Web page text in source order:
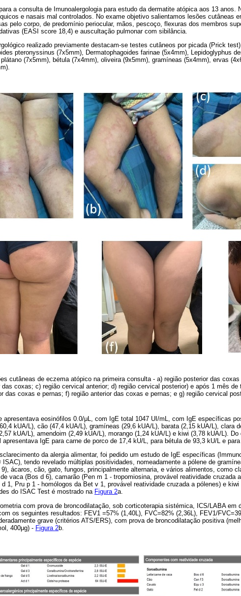
a consulta de Imunoalergologia para estudo da dermatite atópica aos 13 anos.
e nasais mal controlados. No exame objetivo salientamos lesões cutâneas
pelo corpo, de predomínio periocular, mãos, pescoço, flexuras dos membros
(EASI score 18,4) e auscultação pulmonar com sibilância.
realizado previamente destacam-se testes cutâneos por picada (Prick
pteronyssinus (7x5mm), Dermatophagoides farinae (5x4mm), Lepidoglyphus
(7x5mm), bétula (7x4mm), oliveira (9x5mm), gramíneas (5x4mm), ervas
cutâneas de eczema atópico na primeira consulta - a) região posterior das
das coxas; c) região cervical anterior; d) região cervical posterior) e após 1 mês
das coxas e pernas; f) região anterior das coxas e pernas; e g) região cervical
apresentava eosinófilos 0.0/μL, com IgE total 1047 UI/mL, com IgE específicas
kUA/L), cão (47,4 kUA/L), gramíneas (29,6 kUA/L), barata (2,15 kUA/L), clara
kUA/L), amendoim (2,49 kUA/L), morango (1,24 kUA/L) e kiwi (3,78 kUA/L).
apresentava IgE para carne de porco de 17,4 kU/L, para bétula de 93,3 kU/L e
da alergia alimentar, foi pedido um estudo de IgE específicas
ISAC), tendo revelado múltiplas positividades, nomeadamente a pólene de
ácaros, cão, gato, fungos, principalmente alternaria, e vários alimentos, como
vaca (Bos d 6), camarão (Pen m 1 - tropomiosina, provável reatividade cruzada
1, Pru p 1 - homólogos da Bet v 1, provável reatividade cruzada a pólenes) e
do ISAC Test é mostrado na Figura 2a.
com prova de broncodilatação, sob corticoterapia sistémica, ICS/LABA em
os seguintes resultados: FEV1 =57% (1,40L), FVC=82% (2,36L), FEV1/
grave (critérios ATS/ERS), com prova de broncodilatação positiva
400μg) - Figura 2b.